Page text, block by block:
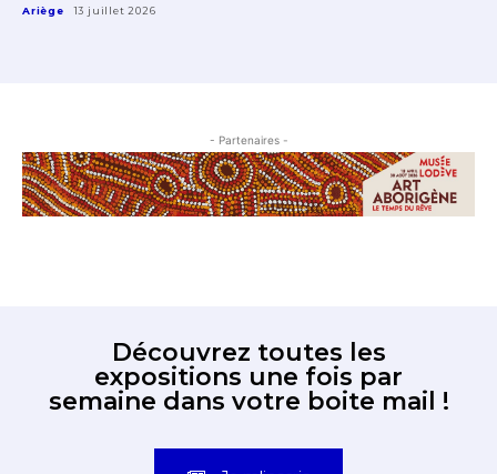
Ariège 13 juillet 2026
- Partenaires -
Découvrez toutes les
expositions une fois par
semaine dans votre boite mail !